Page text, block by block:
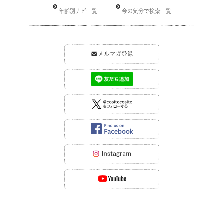
年齢別ナビ一覧 今の気分で検索一覧